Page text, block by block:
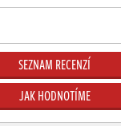
SEZNAM RECENZÍ
JAK HODNOTÍME